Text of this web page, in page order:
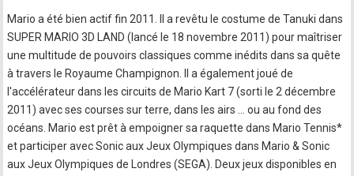
Mario a été bien actif fin 2011. Il a revêtu le costume de Tanuki dans
SUPER MARIO 3D LAND (lancé le 18 novembre 2011) pour maîtriser
une multitude de pouvoirs classiques comme inédits dans sa quête
à travers le Royaume Champignon. Il a également joué de
l'accélérateur dans les circuits de Mario Kart 7 (sorti le 2 décembre
2011) avec ses courses sur terre, dans les airs ... ou au fond des
océans. Mario est prêt à empoigner sa raquette dans Mario Tennis*
et participer avec Sonic aux Jeux Olympiques dans Mario & Sonic
aux Jeux Olympiques de Londres (SEGA). Deux jeux disponibles en